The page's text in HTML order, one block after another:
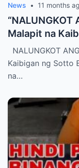
News • 11 months
“NALUNGKOT
Malapit na
Pumanaw!
Pamilya Sotto,
Humawak sa
NALUNGKOT
Kaibigan ng Sotto
na…